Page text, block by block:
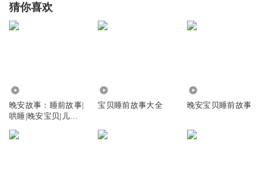
猜你喜欢
晚安故事：睡前故事|
哄睡|晚安宝贝|儿童
宝贝睡前故事大全 晚安宝贝睡前故事